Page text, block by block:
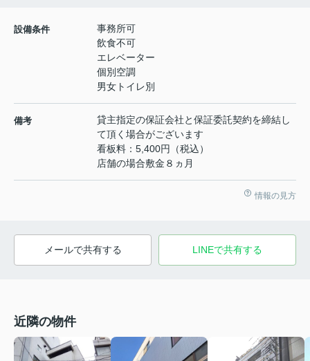
設備条件
事務所可
飲食不可
エレベーター
個別空調
男女トイレ別
備考
貸主指定の保証会社と保証委託契約を締結し
て頂く場合がございます
看板料：5,400円（税込）
店舗の場合敷金８ヵ月
情報の見方
メールで共有する LINEで共有する
近隣の物件